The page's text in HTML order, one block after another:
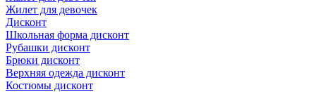
Жилет для девочек
Дисконт
Школьная форма дисконт
Рубашки дисконт
Брюки дисконт
Верхняя одежда дисконт
Костюмы дисконт